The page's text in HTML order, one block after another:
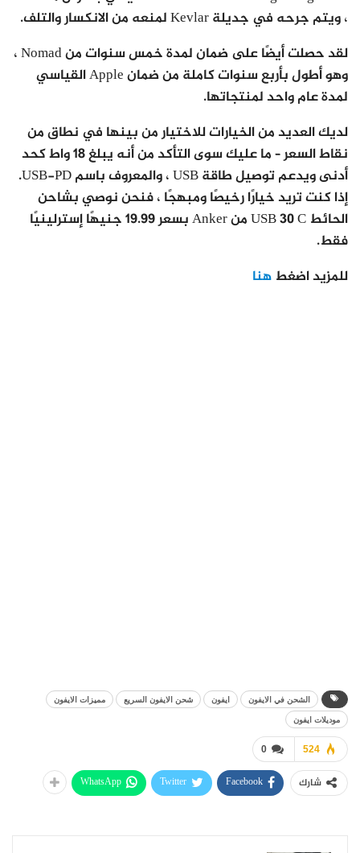
، ويتم جرحه في جديلة Kevlar لمنعه من الانكسار والتلف.
لقد حصلت أيضًا على ضمان لمدة خمس سنوات من Nomad ،
وهو أطول بأربع سنوات كاملة من ضمان Apple القياسي
لمدة عام واحد لمنتجاتها.
لديك العديد من الخيارات للاختيار من بينها في نطاق من
نقاط السعر – ما عليك سوى التأكد من أنه يبلغ 18 واط كحد
أدنى ويدعم توصيل طاقة USB ، والمعروف باسم USB-PD.
إذا كنت تريد خيارًا رخيصًا ومبهجًا ، فنحن نوصي بشاحن
الحائط USB 30 C من Anker بسعر 19.99 جنيهًا إسترلينيًا
فقط.
للمزيد اضغط هنا
الشحن في الايفون ايفون شحن الايفون السريع
مميزات الايفون
موديلات ايفون
0 524
شارك Facebook
Twitter
WhatsApp